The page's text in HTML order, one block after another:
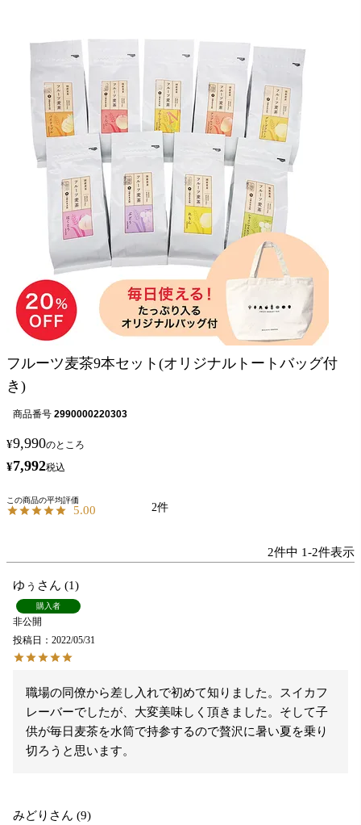
フルーツ麦茶9本セット(オリジナルトートバッグ付
き)
商品番号 2990000220303
¥9,990のところ
¥7,992税込
5.00 2
2件中 1-2件表示
ゆぅ 1
購入者
非公開
投稿日
2022/05/31
職場の同僚から差し入れで初めて知りました。スイカフ
レーバーでしたが、大変美味しく頂きました。そして子
供が毎日麦茶を水筒で持参するので贅沢に暑い夏を乗り
切ろうと思います。
みどり 9